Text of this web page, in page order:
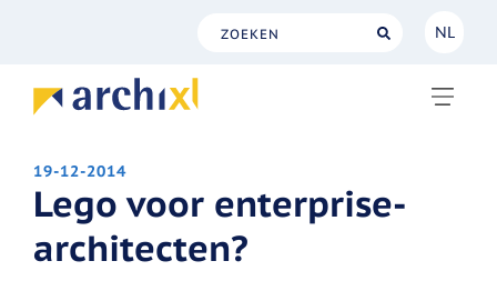
NL
19-12-2014
Lego voor enterprise-
architecten?